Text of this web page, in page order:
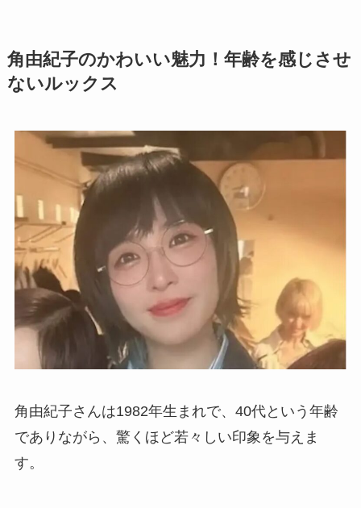
角由紀子のかわいい魅力！年齢を感じさせ
ないルックス
角由紀子さんは1982年生まれで、40代という年齢
でありながら、驚くほど若々しい印象を与えま
す。